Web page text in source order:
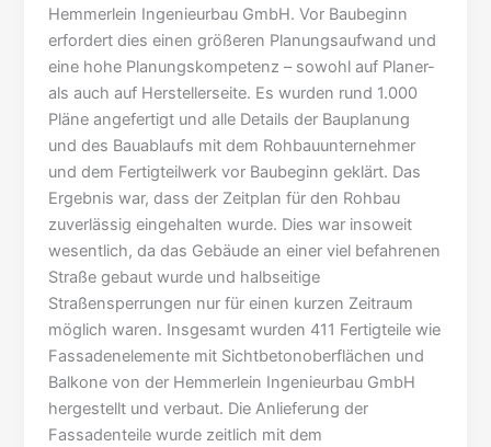
Hemmerlein Ingenieurbau GmbH. Vor Baubeginn
erfordert dies einen größeren Planungsaufwand und
eine hohe Planungskompetenz – sowohl auf Planer-
als auch auf Herstellerseite. Es wurden rund 1.000
Pläne angefertigt und alle Details der Bauplanung
und des Bauablaufs mit dem Rohbauunternehmer
und dem Fertigteilwerk vor Baubeginn geklärt. Das
Ergebnis war, dass der Zeitplan für den Rohbau
zuverlässig eingehalten wurde. Dies war insoweit
wesentlich, da das Gebäude an einer viel befahrenen
Straße gebaut wurde und halbseitige
Straßensperrungen nur für einen kurzen Zeitraum
möglich waren. Insgesamt wurden 411 Fertigteile wie
Fassadenelemente mit Sichtbetonoberflächen und
Balkone von der Hemmerlein Ingenieurbau GmbH
hergestellt und verbaut. Die Anlieferung der
Fassadenteile wurde zeitlich mit dem